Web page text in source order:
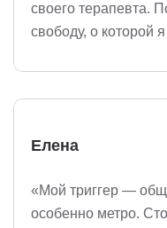
своего терапевта.
свободу, о которой
Елена
«Мой триггер —
особенно метро.